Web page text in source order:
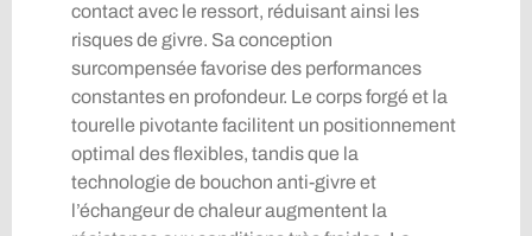
contact avec le ressort, réduisant ainsi les
risques de givre. Sa conception
surcompensée favorise des performances
constantes en profondeur. Le corps forgé et la
tourelle pivotante facilitent un positionnement
optimal des flexibles, tandis que la
technologie de bouchon anti-givre et
l’échangeur de chaleur augmentent la